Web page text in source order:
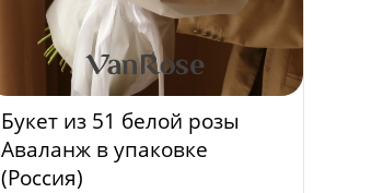
Букет из 51 белой розы
Аваланж в упаковке
(Россия)